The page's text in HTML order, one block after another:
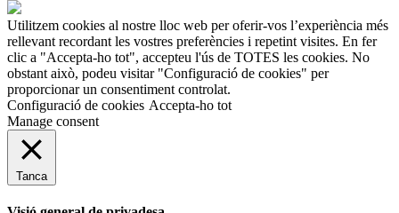
Utilitzem cookies al nostre lloc web per oferir-vos l’experiència més
rellevant recordant les vostres preferències i repetint visites. En fer
clic a "Accepta-ho tot", accepteu l'ús de TOTES les cookies. No
obstant això, podeu visitar "Configuració de cookies" per
proporcionar un consentiment controlat.
Configuració de cookies Accepta-ho tot
Manage consent
Tanca